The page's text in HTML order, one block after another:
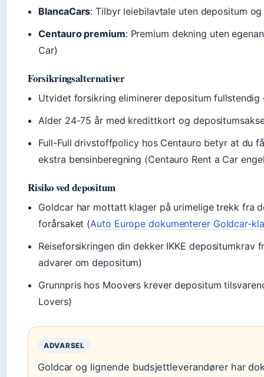
BlancaCars: Tilbyr leiebilavtale uten depositum
Centauro premium: Premium dekning uten
Car)
Forsikringsalternativer
Utvidet forsikring eliminerer depositum
Alder 24-75 år med kredittkort og
Full-Full drivstoffpolicy hos Centauro betyr at du
ekstra bensinberegning (Centauro Rent a Car
Risiko ved depositum
Goldcar har mottatt klager på urimelige trekk fra
forårsaket (Auto Europe dokumenterer Goldcar-
Reiseforsikringen din dekker IKKE
advarer om depositum)
Grunnpris hos Moovers krever depositum
Lovers)
ADVARSEL
Goldcar og lignende budsjettleverandører har